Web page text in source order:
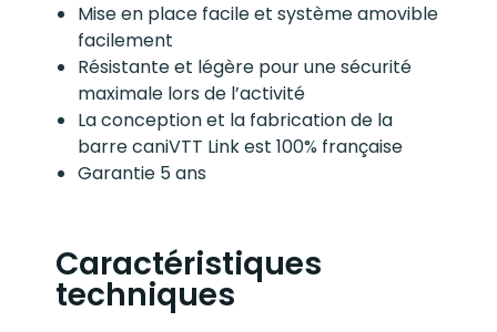
Mise en place facile et système amovible
facilement
Résistante et légère pour une sécurité
maximale lors de l’activité
La conception et la fabrication de la
barre caniVTT Link est 100% française
Garantie 5 ans
Caractéristiques
techniques